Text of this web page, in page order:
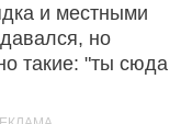
и местными
но
такие: "ты сюда